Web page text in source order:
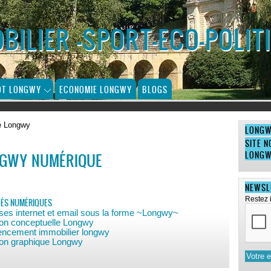
-SPORT-ECO-
LONGWY ECONOMIE LONGWY BLOGS
Longwy
NUMÉRIQUE
NUMÉRIQUES
internet et email sous la forme ~Longwy~
conceptuelle Longwy
immobilier longwy
graphique Longwy
SITE
Restez